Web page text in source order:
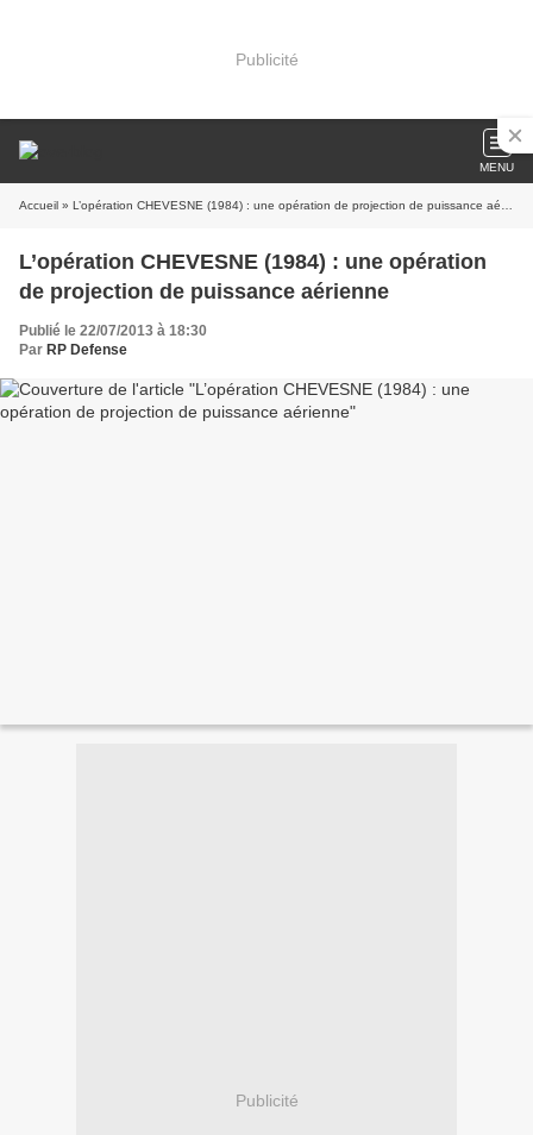
Publicité
MENU
Accueil » L’opération CHEVESNE (1984) : une opération de projection de puissance aérienne
L’opération CHEVESNE (1984) : une opération
de projection de puissance aérienne
Publié le 22/07/2013 à 18:30
Par RP Defense
Publicité